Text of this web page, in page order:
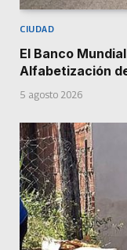
CIUDAD
El Banco
Alfabetización
5 agosto 2026